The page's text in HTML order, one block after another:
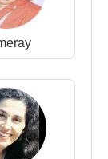
konser ve
kolektif
damga
bir araya